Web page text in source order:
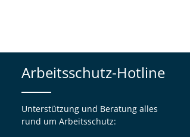
Arbeitsschutz-Hotline
Unterstützung und Beratung alles
rund um Arbeitsschutz: